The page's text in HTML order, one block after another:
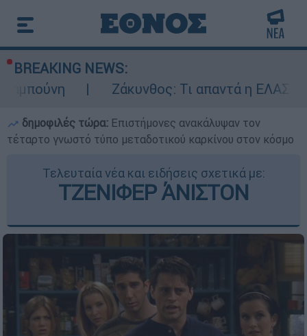
BREAKING NEWS:
Ζάκυνθος: Τι απαντά η ΕΛΑΣ για τους 8
δημοφιλές τώρα: Επιστήμονες ανακάλυψαν τον
τέταρτο γνωστό τύπο μεταδοτικού καρκίνου στον κόσμο
Τελευταία νέα και ειδήσεις σχετικά με:
ΤΖΕΝΙΦΕΡ ΆΝΙΣΤΟΝ